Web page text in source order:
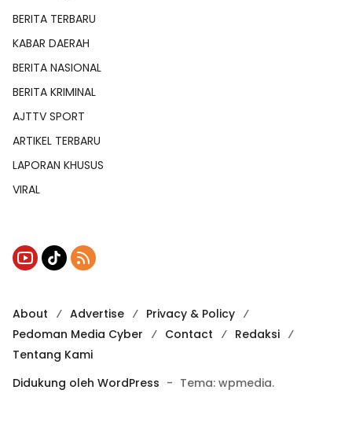
BERITA TERBARU
KABAR DAERAH
BERITA NASIONAL
BERITA KRIMINAL
AJTTV SPORT
ARTIKEL TERBARU
LAPORAN KHUSUS
VIRAL
About Advertise
Privacy & Policy
Pedoman Media Cyber
Contact
Redaksi
Tentang Kami
Didukung oleh WordPress - Tema: wpmedia.